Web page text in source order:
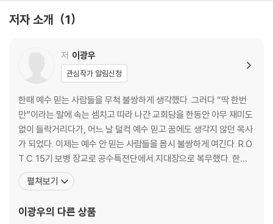
저자 소개 1
저 이광우
관심작가 알림신청
한때 예수 믿는 사람들을 무척 불쌍하게 생각했다. 그러다 “딱 한번
만”이라는 말에 속는 셈치고 따라 나간 교회당을 한동안 아무 재미도
없이 들락거리다가, 어느 날 덜컥 예수 믿고 꿈에도 생각지 않던 목사
가 되었다. 이제는 예수 안 믿는 사람들을 몹시 불쌍하게 여긴다. R.O.
T.C. 15기 보병 장교로 공수특전단에서 지대장으로 복무했다. 한때
판소리 고수로 활동하기도 했다. 대학·대학원에서 문학을 전공하고
고등학교와 대학교에서 문학을 가르치다가, 총신대학교 신학대학원
체인 한국누가회(Christian Medic
펼쳐보기
이광우의 다른 상품